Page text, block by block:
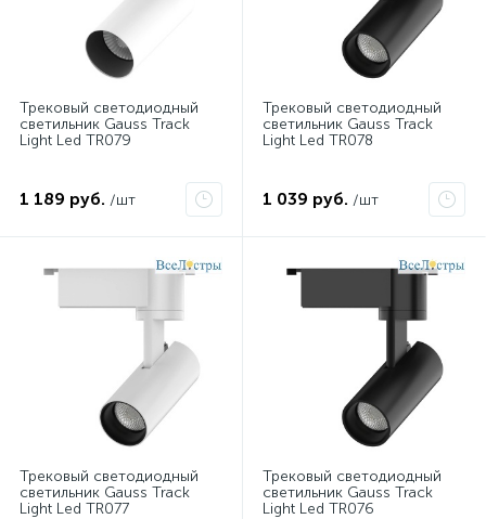
Трековый светодиодный
светильник Gauss Track
Light Led TR079
1 189 руб. /шт
Трековый светодиодный
светильник Gauss Track
Light Led TR078
1 039 руб. /шт
Трековый светодиодный
светильник Gauss Track
Light Led TR077
Трековый светодиодный
светильник Gauss Track
Light Led TR076